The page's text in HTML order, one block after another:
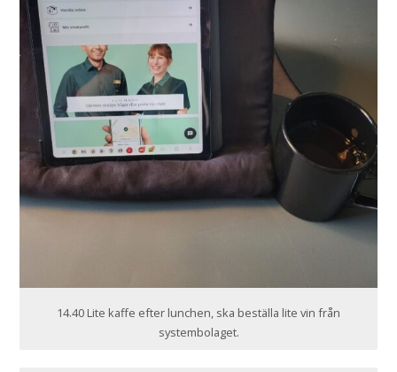
14.40 Lite kaffe efter lunchen, ska beställa lite vin från
systembolaget.